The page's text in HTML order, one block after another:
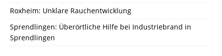
Roxheim: Unklare Rauchentwicklung
Sprendlingen: Überörtliche Hilfe bei Industriebrand in
Sprendlingen